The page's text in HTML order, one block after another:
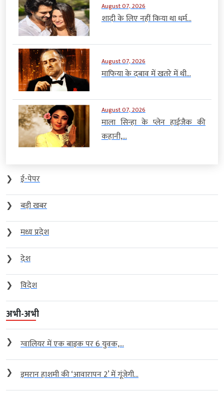
August 07, 2026
शादी के लिए नहीं किया था धर्म...
August 07, 2026
माफिया के दबाव में खतरे में थी...
August 07, 2026
माला सिन्हा के प्लेन हाईजैक की
कहानी,...
❯
ई-पेपर
❯
बड़ी खबर
❯
मध्य प्रदेश
❯
देश
❯
विदेश
अभी-अभी
❯ ग्वालियर में एक बाइक पर 6 युवक,...
❯ इमरान हाशमी की ‘आवारापन 2’ में गूंजेगी...